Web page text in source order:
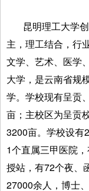
昆明理工大学
主，理工结合，行
文学、艺术、医学
大学，是云南省规
学。学校现有呈贡
亩；主校区为呈贡
3200亩。学校设有
1个直属三甲医院
授站，有72个夜、
27000余人，博士